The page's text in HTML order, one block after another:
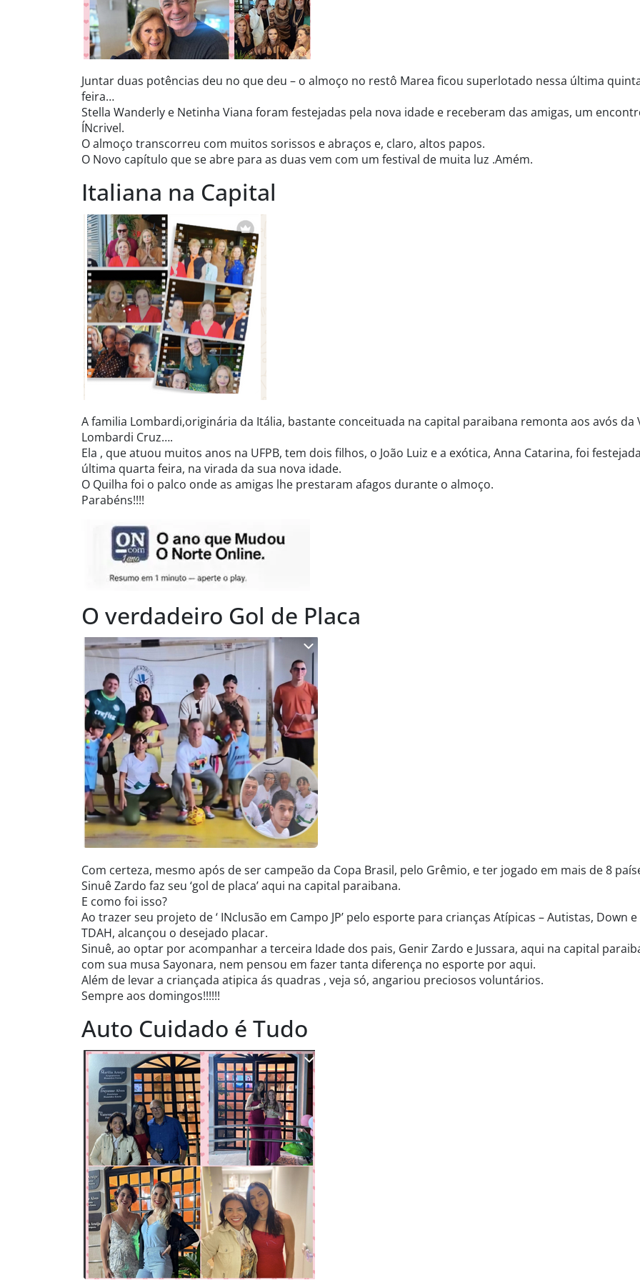
Juntar duas potências deu no que deu – o almoço no restô Marea ficou superlotado nessa última
feira…
Stella Wanderly e Netinha Viana foram festejadas pela nova idade e receberam das amigas, um
ÍNcrivel.
O almoço transcorreu com muitos sorissos e abraços e, claro, altos papos.
O Novo capítulo que se abre para as duas vem com um festival de muita luz .Amém.
Italiana na Capital
A familia Lombardi,originária da Itália, bastante conceituada na capital paraibana remonta aos avós da
Lombardi Cruz….
Ela , que atuou muitos anos na UFPB, tem dois filhos, o João Luiz e a exótica, Anna Catarina, foi festejada
última quarta feira, na virada da sua nova idade.
O Quilha foi o palco onde as amigas lhe prestaram afagos durante o almoço.
Parabéns!!!!
O verdadeiro Gol de Placa
Com certeza, mesmo após de ser campeão da Copa Brasil, pelo Grêmio, e ter jogado em mais de 8
Sinuê Zardo faz seu ‘gol de placa’ aqui na capital paraibana.
E como foi isso?
Ao trazer seu projeto de ‘ INclusão em Campo JP’ pelo esporte para crianças Atípicas – Autistas, Down
TDAH, alcançou o desejado placar.
Sinuê, ao optar por acompanhar a terceira Idade dos pais, Genir Zardo e Jussara, aqui na capital
com sua musa Sayonara, nem pensou em fazer tanta diferença no esporte por aqui.
Além de levar a criançada atipica ás quadras , veja só, angariou preciosos voluntários.
Sempre aos domingos!!!!!!
Auto Cuidado é Tudo